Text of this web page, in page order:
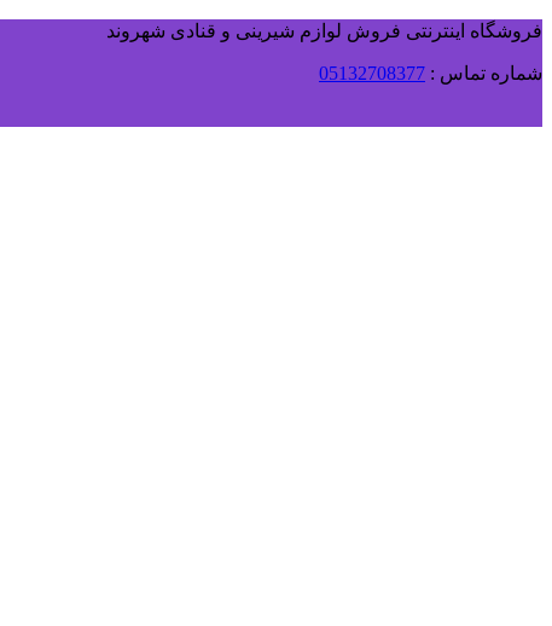
فروشگاه اینترنتی فروش لوازم شیرینی و قنادی شهروند
شماره تماس : 05132708377